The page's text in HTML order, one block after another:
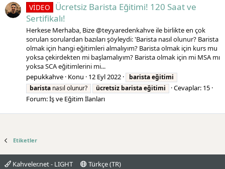
VİDEO
Ücretsiz Barista Eğitimi! 120 Saat ve
Sertifikalı!
Herkese Merhaba, Bize @teyyaredenkahve ile birlikte en çok
sorulan sorulardan bazıları şöyleydi: 'Barista nasıl olunur? Barista
olmak için hangi eğitimleri almalıyım? Barista olmak için kurs mu
yoksa çekirdekten mi başlamalıyım? Barista olmak için mi MSA mı
yoksa SCA eğitimlerini mi...
pepukkahve Konu 12 Eyl 2022 baristaeğitimi
barista nasıl olunur? ücretsiz baristaeğitimi
Cevaplar: 15
Forum:İş ve Eğitim İlanları
Etiketler
Kahveler.net - LIGHT Türkçe (TR)